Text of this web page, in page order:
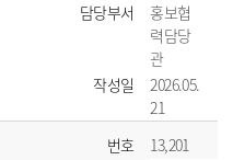
담당부서
홍보협
력담당
관
작성일
2026.05.
21
번호
13,201